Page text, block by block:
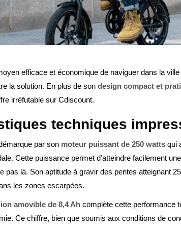
efficace et économique de naviguer dans la ville
la solution. En plus de son design compact et
irréfutable sur Cdiscount.
techniques
par son moteur puissant de 250 watts qui
Cette puissance permet d’atteindre facilement une
pas là. Son aptitude à gravir des pentes atteignant
les zones escarpées.
amovible de 8,4 Ah complète cette performance
Ce chiffre, bien que soumis aux conditions de